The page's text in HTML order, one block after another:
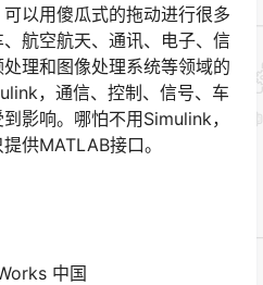
以用傻瓜式的拖动进行很多
航空航天、通讯、电子、信
理和图像处理系统等领域的
，通信、控制、信号、车
影响。哪怕不用Simulink，
供MATLAB接口。
中国